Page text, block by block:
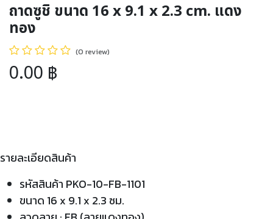
ถาดซูชิ ขนาด 16 x 9.1 x 2.3 cm. แดง
ทอง
(0 review)
0.00 ฿
รายละเอียดสินค้า
รหัสสินค้า PKO-10-FB-1101
ขนาด 16 x 9.1 x 2.3 ซม.